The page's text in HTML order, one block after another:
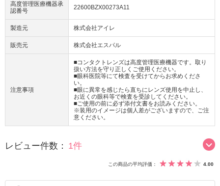
高度管理医療機器承
認番号
22600BZX00273A11
製造元 株式会社アイレ
販売元 株式会社エスパル
注意事項
■コンタクトレンズは高度管理医療機器です。取り
扱い方法を守り正しくご使用ください。
■眼科医院等にて検査を受けてからお求めくださ
い。
■眼に異常を感じたら直ちにレンズ使用を中止し、
お近くの眼科等で検査を受診してください。
■ご使用の前に必ず添付文書をお読みください。
※装用のイメージは個人差がございますので、ご注
意ください。
レビュー件数： 1件
この商品の平均評価： 4.00